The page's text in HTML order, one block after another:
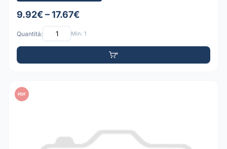
9.92€ – 17.67€
Quantità: Min: 1
PDF